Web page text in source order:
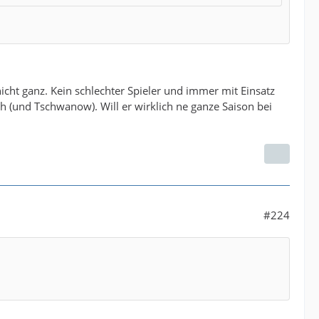
ganz. Kein schlechter Spieler und immer mit Einsatz
Tschwanow). Will er wirklich ne ganze Saison bei
#224